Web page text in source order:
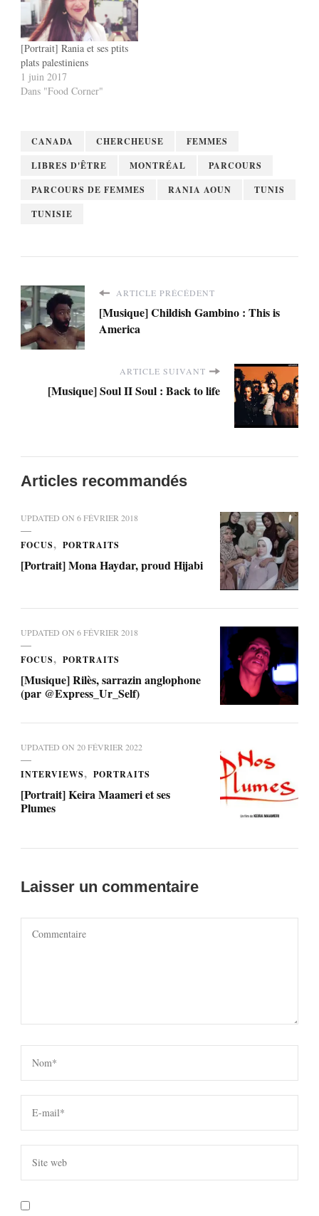
[Portrait] Rania et ses ptits
plats palestiniens
1 juin 2017
Dans "Food Corner"
CANADA CHERCHEUSE
FEMMES
LIBRES D'ÊTRE
MONTRÉAL
PARCOURS
PARCOURS DE FEMMES
RANIA AOUN
TUNIS
TUNISIE
ARTICLE PRÉCÉDENT
[Musique] Childish Gambino : This is
America
ARTICLE SUIVANT
[Musique] Soul II Soul : Back to life
Articles recommandés
UPDATED ON 6 FÉVRIER 2018
FOCUS PORTRAITS
[Portrait] Mona Haydar, proud Hijabi
UPDATED ON 6 FÉVRIER 2018
FOCUS PORTRAITS
[Musique] Rilès, sarrazin anglophone
(par @Express_Ur_Self)
UPDATED ON 20 FÉVRIER 2022
INTERVIEWS PORTRAITS
[Portrait] Keira Maameri et ses
Plumes
Laisser un commentaire